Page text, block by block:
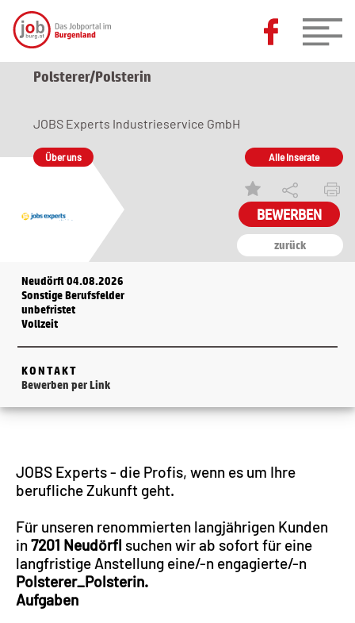
Polsterer/Polsterin
zurück
JOBS Experts Industrieservice GmbH
Über uns Alle Inserate
Neudörfl 04.08.2026
Sonstige Berufsfelder
unbefristet
Vollzeit
KONTAKT
Bewerben per Link
JOBS Experts - die Profis, wenn es um Ihre
berufliche Zukunft geht.
Für unseren renommierten langjährigen Kunden
in7201 Neudörfl suchen wir ab sofort für eine
langfristige Anstellung eine/-n engagierte/-n
Polsterer_Polsterin.
Aufgaben